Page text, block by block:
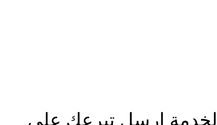
إرسل تبرعك علي